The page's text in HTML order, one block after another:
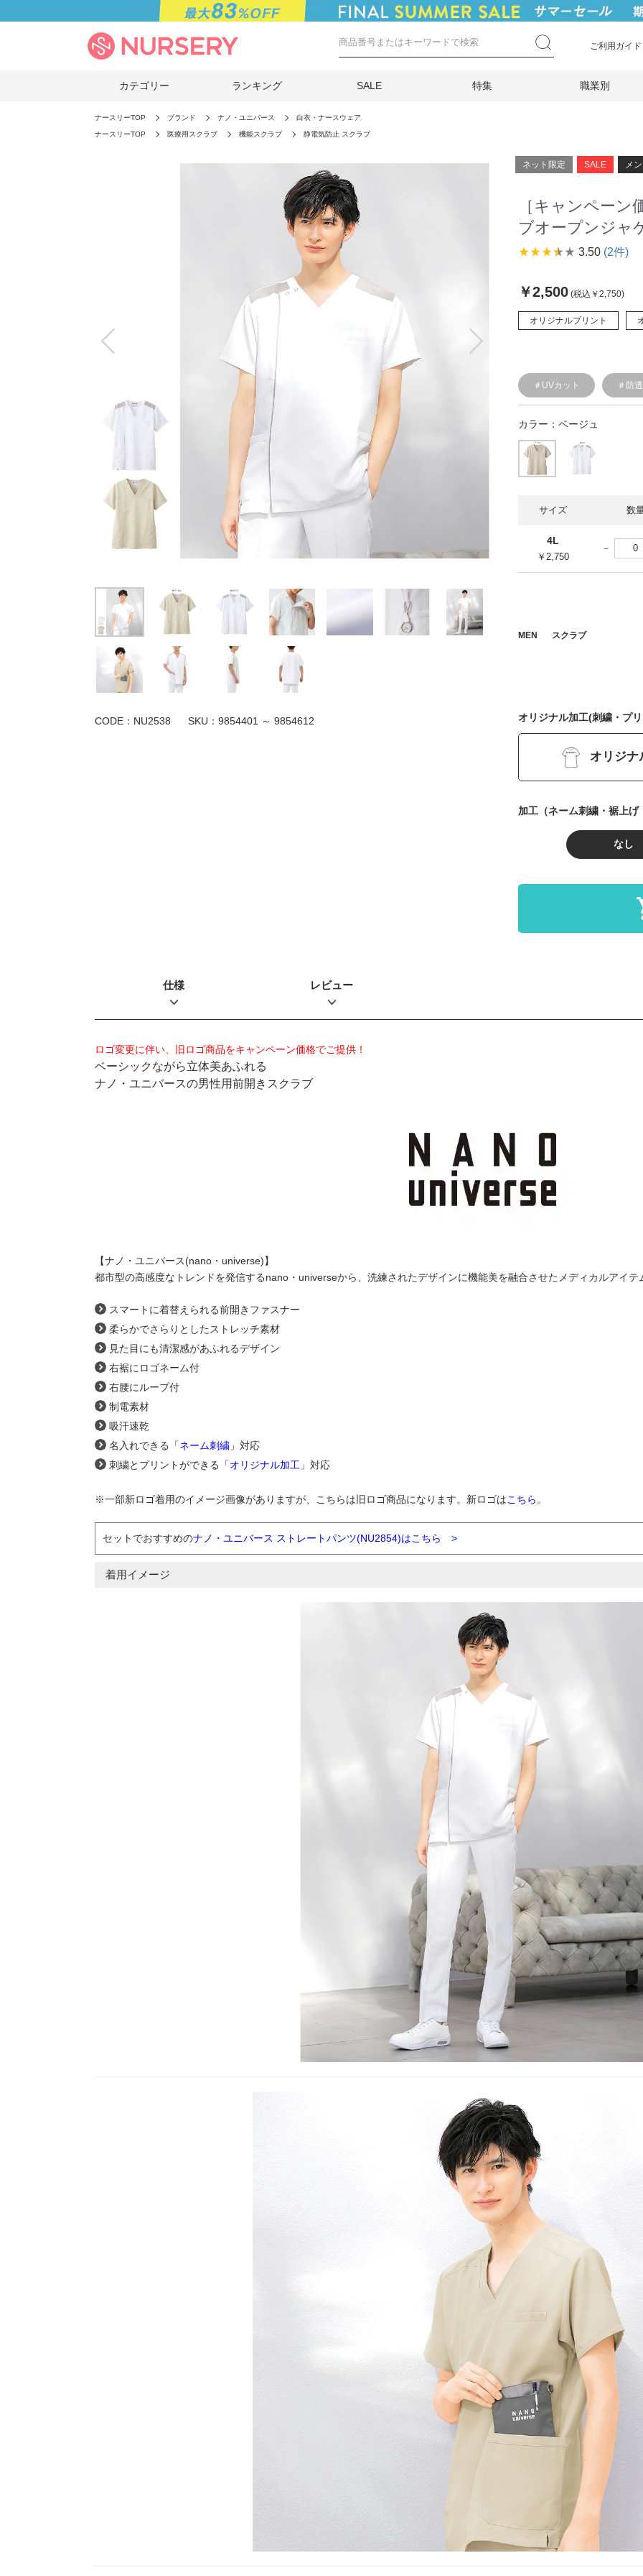
ご利用ガイド
カテゴリー ランキング SALE 特集 職業別
ナースリーTOP ブランド ナノ・ユニバース 白衣・ナースウェア
ナースリーTOP 医療用スクラブ 機能スクラブ 静電気防止 スクラブ
CODE：NU2538 SKU： 9854401 ～ 9854612
ネット限定 SALE メ
［キャンペーン
ブオープンジャ
star_ratestar_ratestar_ratestar_rate star_rate 3.50 (2件)
￥2,500 (税込￥2,750)
オリジナルプリント
＃UVカット ＃防透
カラー： ベージュ
サイズ 数
4L
￥2,750
MEN スクラブ
オリジナル加工(刺繍・プ
オリジナ
加工（ネーム刺繍・裾上げ
なし
仕様 レビュー
ロゴ変更に伴い、旧ロゴ商品をキャンペーン価格でご提供！
ベーシックながら立体美あふれる
ナノ・ユニバースの男性用前開きスクラブ
【ナノ・ユニバース(nano・universe)】
都市型の高感度なトレンドを発信するnano・universeから、洗練されたデザインに機能美を融合させたメディカルアイテ
スマートに着替えられる前開きファスナー
柔らかでさらりとしたストレッチ素材
見た目にも清潔感があふれるデザイン
右裾にロゴネーム付
右腰にループ付
制電素材
吸汗速乾
名入れできる
「ネーム刺繍」 対応
刺繍とプリントができる
「オリジナル加工」 対応
※一部新ロゴ着用のイメージ画像がありますが、こちらは旧ロゴ商品になります。新ロゴはこちら 。
セットでおすすめのナノ・ユニバース ストレートパンツ(NU2854)はこちら >
着用イメージ